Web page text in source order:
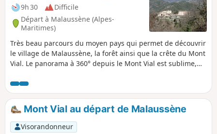
9h 30
Difficile
Départ à Malaussène (Alpes-
Maritimes)
Très beau parcours du moyen pays qui permet de découvrir
le village de Malaussène, la forêt ainsi que la crête du Mont
Vial. Le panorama à 360° depuis le Mont Vial est sublime,
Mont Vial au départ de Malaussène
Visorandonneur